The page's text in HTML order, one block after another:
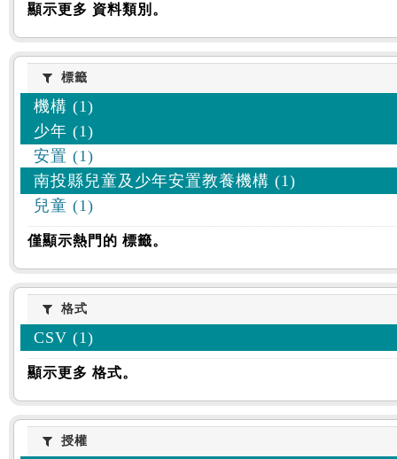
顯示更多 資料類別。
標籤標籤
機構 (1)
少年 (1)
安置 (1)
南投縣兒童及少年安置教養機構 (1)
兒童 (1)
僅顯示熱門的 標籤。
格式格式
CSV (1)
顯示更多 格式。
授權授權